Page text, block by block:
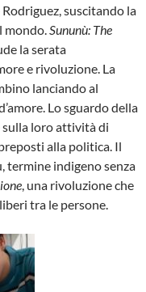
suscitando la
mondo.Sununù: The
la serata
e rivoluzione. La
lanciando al
Lo sguardo della
sulla loro attività di
alla politica. Il
termine indigeno senza
, una rivoluzione che
tra le persone.